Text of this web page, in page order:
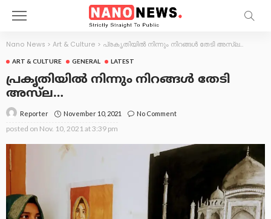
Nano News > Art & Culture > പ്രകൃതിയിൽ നിന്നും നിറങ്ങൾ തേടി അസ്‌ല…
ART & CULTURE GENERAL LATEST
പ്രകൃതിയിൽ നിന്നും നിറങ്ങൾ തേടി
അസ്‌ല…
Reporter November 10, 2021 No Comment
posted on Nov. 10, 2021 at 3:39 pm